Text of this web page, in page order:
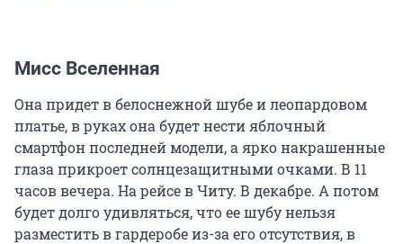
Мисс Вселенная
Она придет в белоснежной шубе и леопардовом
платье, в руках она будет нести яблочный
смартфон последней модели, а ярко накрашенные
глаза прикроет солнцезащитными очками. В 11
часов вечера. На рейсе в Читу. В декабре. А потом
будет долго удивляться, что ее шубу нельзя
разместить в гардеробе из-за его отсутствия, в